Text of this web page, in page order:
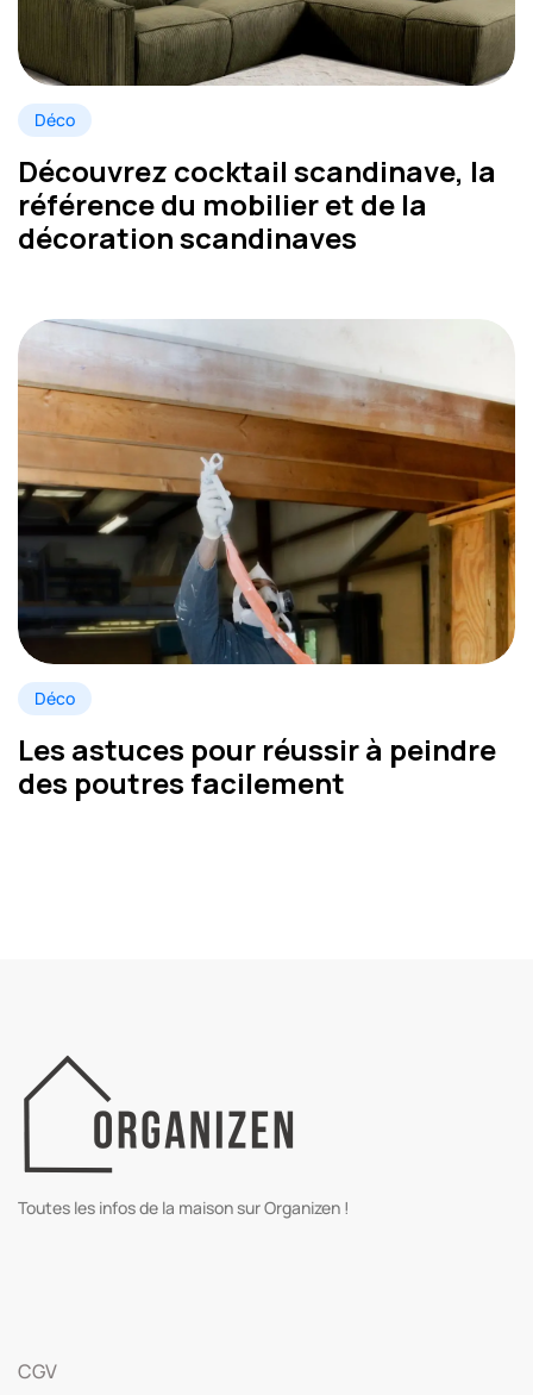
Déco
Découvrez cocktail scandinave, la
référence du mobilier et de la
décoration scandinaves
Déco
Les astuces pour réussir à peindre
des poutres facilement
Toutes les infos de la maison sur Organizen !
CGV